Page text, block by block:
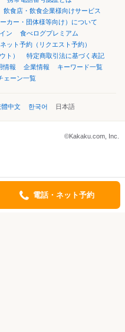
飲食店・飲食企業様向けサービス
カー・団体様等向け）について
ン
食べログプレミアム
ネット予約（リクエスト予約）
ト）
特定商取引法に基づく表記
情報 企業情報
キーワード一覧
ェーン一覧
體中文 한국어 日本語
©Kakaku.com, Inc.
電話・ネット予約